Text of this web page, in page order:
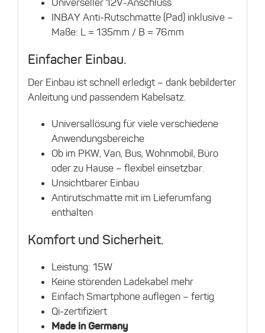
Universeller 12V-Anschluss
INBAY Anti-Rutschmatte (Pad) inklusive –
Maße: L = 135mm / B = 76mm
Einfacher Einbau.
Der Einbau ist schnell erledigt – dank bebilderter
Anleitung und passendem Kabelsatz.
Universallösung für viele verschiedene
Anwendungsbereiche
Ob im PKW, Van, Bus, Wohnmobil, Büro
oder zu Hause – flexibel einsetzbar.
Unsichtbarer Einbau
Antirutschmatte mit im Lieferumfang
enthalten
Komfort und Sicherheit.
Leistung: 15W
Keine störenden Ladekabel mehr
Einfach Smartphone auflegen – fertig
Qi-zertifiziert
Made in Germany